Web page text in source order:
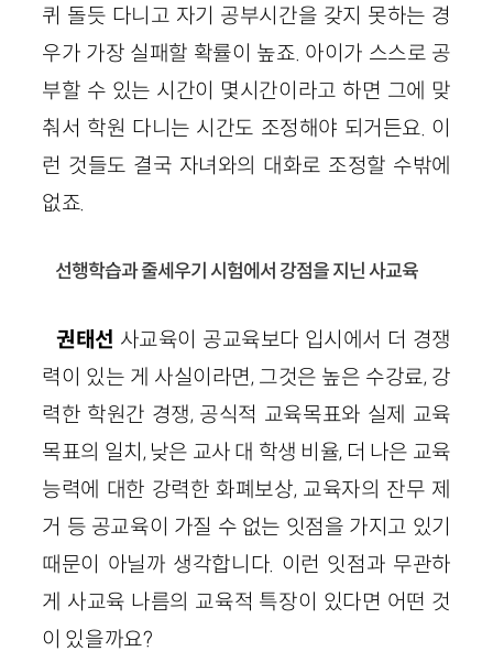
퀴 돌듯 다니고 자기 공부시간을 갖지 못하는 경
우가 가장 실패할 확률이 높죠. 아이가 스스로 공
부할 수 있는 시간이 몇시간이라고 하면 그에 맞
춰서 학원 다니는 시간도 조정해야 되거든요. 이
런 것들도 결국 자녀와의 대화로 조정할 수밖에
없죠.
선행학습과 줄세우기 시험에서 강점을 지닌 사교육
권태선 사교육이 공교육보다 입시에서 더 경쟁
력이 있는 게 사실이라면, 그것은 높은 수강료, 강
력한 학원간 경쟁, 공식적 교육목표와 실제 교육
목표의 일치, 낮은 교사 대 학생 비율, 더 나은 교육
능력에 대한 강력한 화폐보상, 교육자의 잔무 제
거 등 공교육이 가질 수 없는 잇점을 가지고 있기
때문이 아닐까 생각합니다. 이런 잇점과 무관하
게 사교육 나름의 교육적 특장이 있다면 어떤 것
이 있을까요?